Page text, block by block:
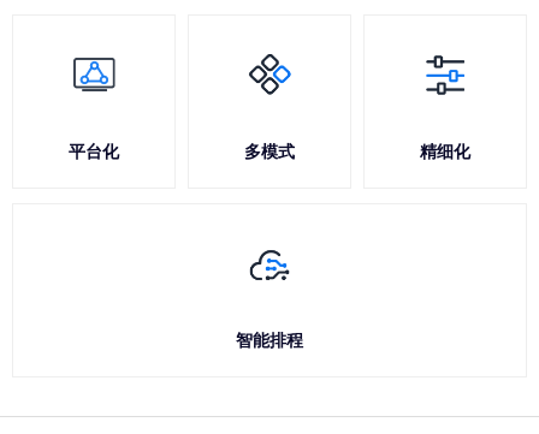
平台化 多模式 精细化
智能排程